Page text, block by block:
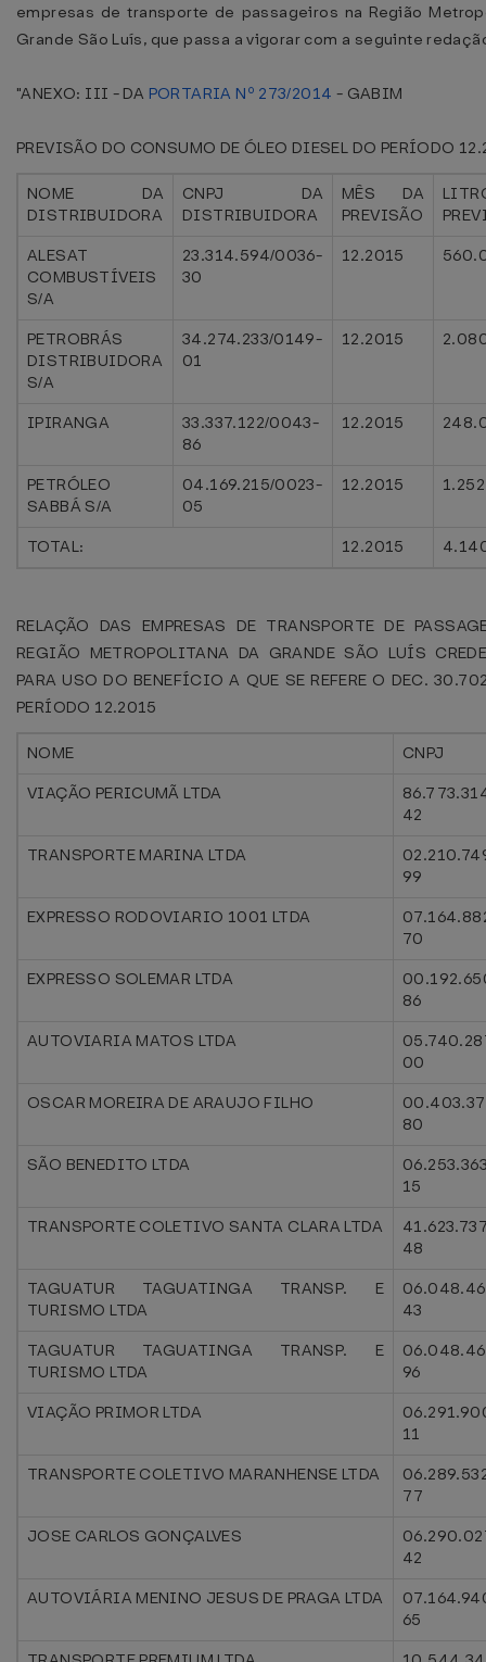
empresas de transporte de passageiros na Região
Grande São Luís, que passa a vigorar com a seguinte
"ANEXO: III - DA PORTARIA Nº 273/2014 - GABIM
PREVISÃO DO CONSUMO DE ÓLEO DIESEL DO PERÍODO
NOME DA
DISTRIBUIDORA
CNPJ DA
DISTRIBUIDORA
MÊS DA
PREVISÃO
ALESAT
COMBUSTÍVEIS
S/A
23.314.594/0036-
30
12.2015
PETROBRÁS
DISTRIBUIDORA
S/A
34.274.233/0149-
01
12.2015
IPIRANGA
33.337.122/0043-
86
12.2015
PETRÓLEO
SABBÁ S/A
04.169.215/0023-
05
12.2015
TOTAL: 12.2015
RELAÇÃO DAS EMPRESAS DE TRANSPORTE DE
REGIÃO METROPOLITANA DA GRANDE SÃO LUÍS
PARA USO DO BENEFÍCIO A QUE SE REFERE O DEC.
PERÍODO 12.2015
NOME
CNPJ
VIAÇÃO PERICUMÃ LTDA
42
TRANSPORTE MARINA LTDA
99
EXPRESSO RODOVIARIO 1001 LTDA
70
EXPRESSO SOLEMAR LTDA
86
AUTOVIARIA MATOS LTDA
00
OSCAR MOREIRA DE ARAUJO FILHO
80
SÃO BENEDITO LTDA
15
TRANSPORTE COLETIVO SANTA CLARA LTDA
48
TAGUATUR TAGUATINGA TRANSP. E
TURISMO LTDA
43
TAGUATUR TAGUATINGA TRANSP. E
TURISMO LTDA
96
VIAÇÃO PRIMOR LTDA
11
TRANSPORTE COLETIVO MARANHENSE LTDA
77
JOSE CARLOS GONÇALVES
42
AUTOVIÁRIA MENINO JESUS DE PRAGA LTDA
65